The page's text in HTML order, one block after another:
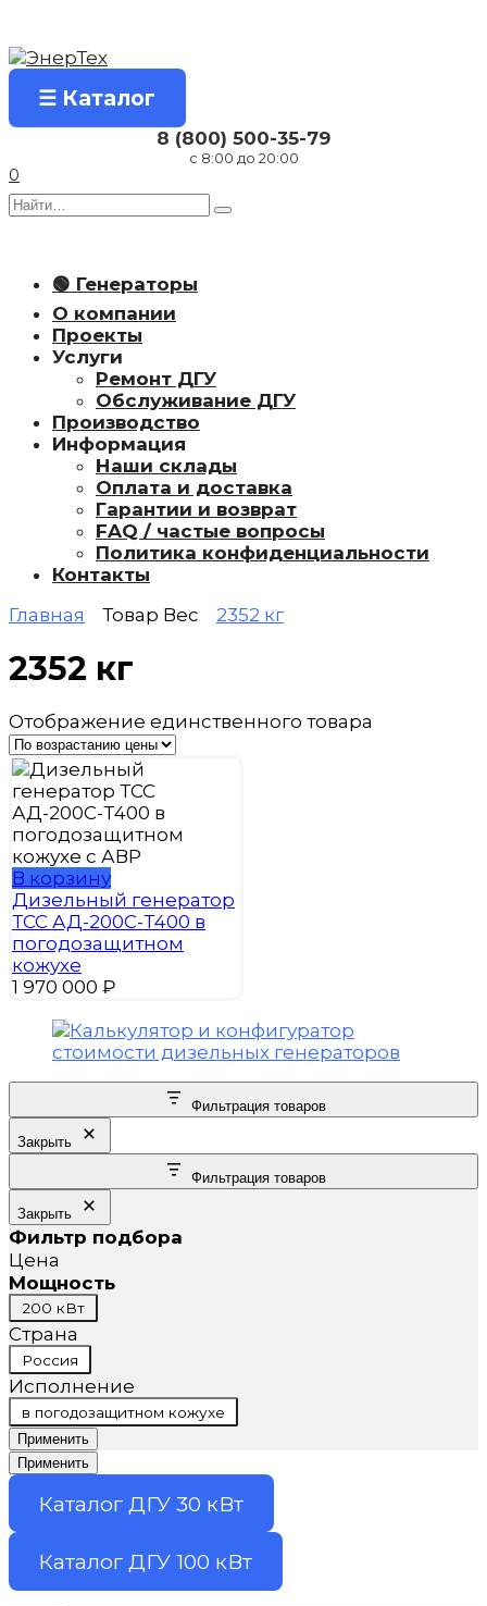
содержанию
☰ Каталог
8 (800) 500-35-79
с 8:00 до 20:00
0
Search
🟢 Генераторы
О компании
Проекты
Услуги
Ремонт ДГУ
Обслуживание ДГУ
Производство
Информация
Наши склады
Оплата и доставка
Гарантии и возврат
FAQ / частые вопросы
Политика конфиденциальности
Контакты
Главная
Товар Вес 2352 кг
2352 кг
Отображение единственного товара
В корзину
Дизельный генератор
ТСС АД-200С-Т400 в
погодозащитном
кожухе
1 970 000 ₽
Фильтрация товаров
Закрыть
Фильтрация товаров
Закрыть
Фильтр подбора
Цена
Мощность
Мощность
200 кВт
Страна
Страна
Россия
Исполнение
Исполнение
в погодозащитном кожухе
Применить
Применить
Каталог ДГУ 30 кВт
Каталог ДГУ 100 кВт